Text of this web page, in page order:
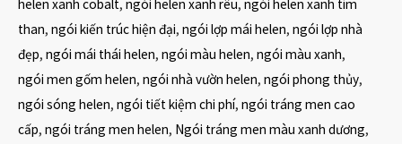
helen xanh cobalt, ngói helen xanh rêu, ngói helen xanh tím
than, ngói kiến trúc hiện đại, ngói lợp mái helen, ngói lợp nhà
đẹp, ngói mái thái helen, ngói màu helen, ngói màu xanh,
ngói men gốm helen, ngói nhà vườn helen, ngói phong thủy,
ngói sóng helen, ngói tiết kiệm chi phí, ngói tráng men cao
cấp, ngói tráng men helen, Ngói tráng men màu xanh dương,